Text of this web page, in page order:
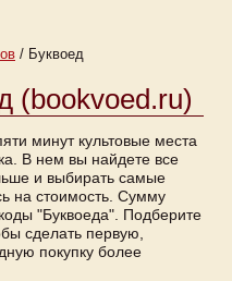
/ Буквоед
(bookvoed.ru)
минут культовые места
В нем вы найдете все
и выбирать самые
на стоимость. Сумму
"Буквоеда". Подберите
сделать первую,
покупку более